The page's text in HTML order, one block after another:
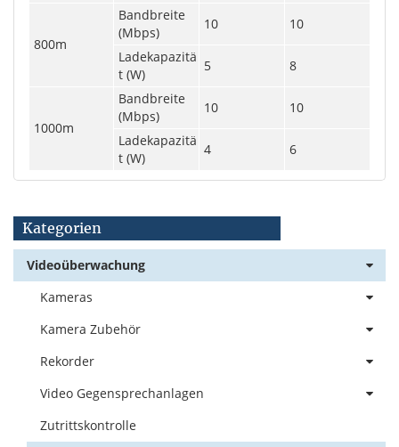
800m
Bandbreite
(Mbps)
10
10
Ladekapazitä
t (W)
5 8
1000m
Bandbreite
(Mbps)
10
10
Ladekapazitä
t (W)
4 6
Kategorien
Videoüberwachung
Kameras
Kamera Zubehör
Rekorder
Video Gegensprechanlagen
Zutrittskontrolle